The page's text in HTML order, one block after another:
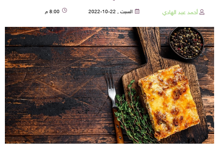
أحمد عبد الهادي السبت , 22-10-2022 8:00 م